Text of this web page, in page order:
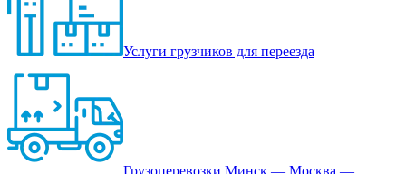
Услуги грузчиков для переезда